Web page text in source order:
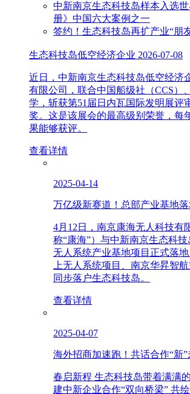
中新南京生态科技岛样本入选
册》中国六大案例之一
签约！生态科技岛再扩产业“朋
生态科技岛低空经济企业 2026-07-08
近日，中新南京生态科技岛低空经济
有限公司，联合中国船级社（CCS）
学，斩获第51届日内瓦国际发明展评
奖。这是该展会的最高级别荣誉，每
果能够获评。
查看详情
2025-04-14
万亿级新赛道！总部产业基地
4月12日，南京康海无人科技有
称“康海”）与中新南京生态科
无人系统产业基地项目正式落
上无人系统项目、南京华昇智
同步落户生态科技岛。
查看详情
2025-04-07
海外招商加速跑！共话合作“新”
春启新程 生态科技岛带着满满
建中新企业合作“双向桥梁” 共